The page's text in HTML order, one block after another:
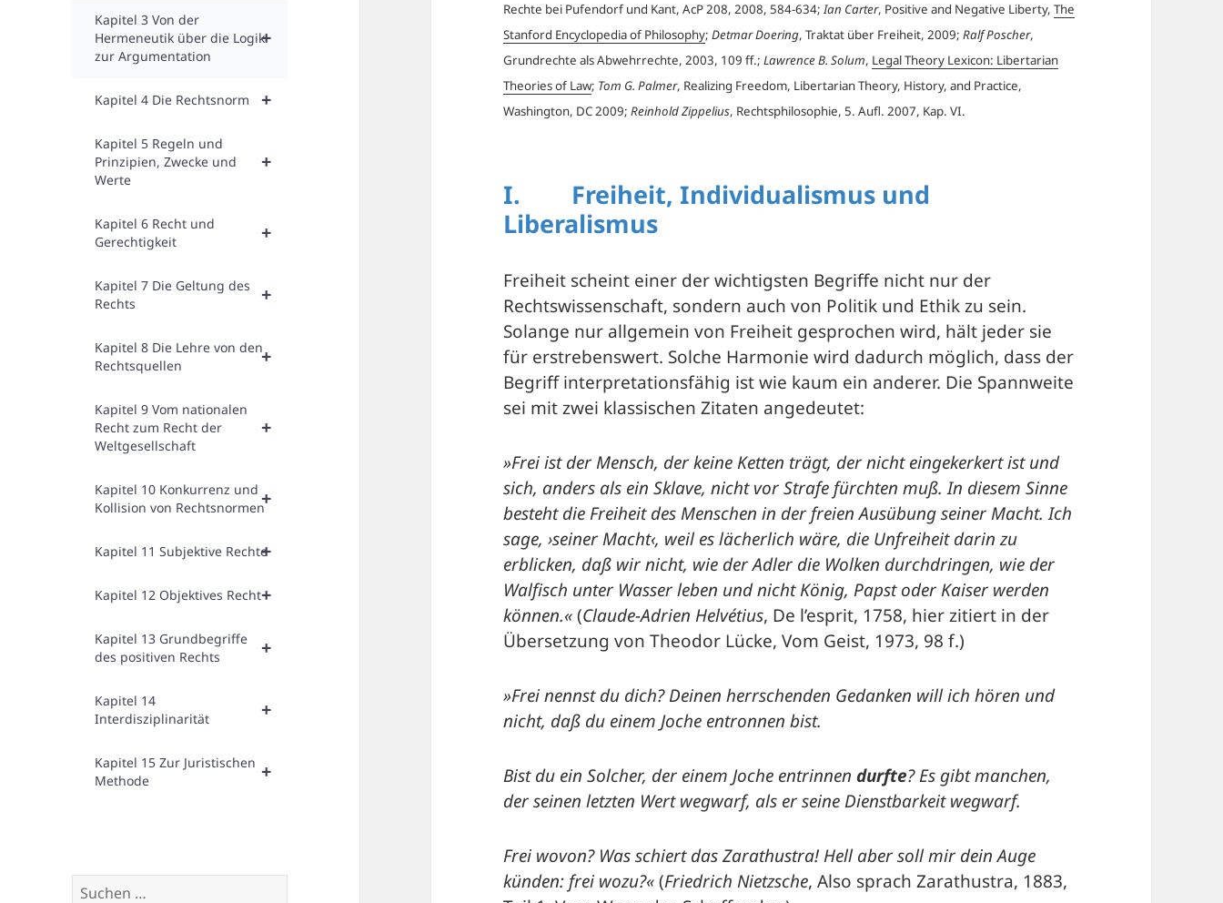
+
Kapitel 3 Von der
Hermeneutik über die Logik
zur Argumentation
+
Kapitel 4 Die Rechtsnorm
+
Kapitel 5 Regeln und
Prinzipien, Zwecke und
Werte
+
Kapitel 6 Recht und
Gerechtigkeit
+
Kapitel 7 Die Geltung des
Rechts
+
Kapitel 8 Die Lehre von den
Rechtsquellen
+
Kapitel 9 Vom nationalen
Recht zum Recht der
Weltgesellschaft
+
Kapitel 10 Konkurrenz und
Kollision von Rechtsnormen
+
Kapitel 11 Subjektive Rechte
+
Kapitel 12 Objektives Recht
+
Kapitel 13 Grundbegriffe
des positiven Rechts
+
Kapitel 14
Interdisziplinarität
+
Kapitel 15 Zur Juristischen
Methode
Suchen
Rechte bei Pufendorf und Kant, AcP 208, 2008, 584-634;Ian Carter, Positive and Negative Liberty,The
Stanford Encyclopedia of Philosophy;Detmar Doering, Traktat über Freiheit, 2009;Ralf Poscher,
Grundrechte als Abwehrrechte, 2003, 109 ff.;Lawrence B. Solum, Legal Theory Lexicon: Libertarian
Theories of Law; Tom G. Palmer, Realizing Freedom, Libertarian Theory, History, and Practice,
Washington, DC 2009;Reinhold Zippelius, Rechtsphilosophie, 5. Aufl. 2007, Kap. VI.
I. Freiheit, Individualismus und
Liberalismus
Freiheit scheint einer der wichtigsten Begriffe nicht nur der
Rechtswissenschaft, sondern auch von Politik und Ethik zu sein.
Solange nur allgemein von Freiheit gesprochen wird, hält jeder sie
für erstrebenswert. Solche Harmonie wird dadurch möglich, dass der
Begriff interpretationsfähig ist wie kaum ein anderer. Die Spannweite
sei mit zwei klassischen Zitaten angedeutet:
»Frei ist der Mensch, der keine Ketten trägt, der nicht eingekerkert ist und
sich, anders als ein Sklave, nicht vor Strafe fürchten muß. In diesem Sinne
besteht die Freiheit des Menschen in der freien Ausübung seiner Macht. Ich
sage, ›seiner Macht‹, weil es lächerlich wäre, die Unfreiheit darin zu
erblicken, daß wir nicht, wie der Adler die Wolken durchdringen, wie der
Walfisch unter Wasser leben und nicht König, Papst oder Kaiser werden
können.«(Claude-Adrien Helvétius, De l’esprit, 1758, hier zitiert in der
Übersetzung von Theodor Lücke, Vom Geist, 1973, 98 f.)
»Frei nennst du dich? Deinen herrschenden Gedanken will ich hören und
nicht, daß du einem Joche entronnen bist.
Bist du ein Solcher, der einem Joche entrinnendurfte? Es gibt manchen,
der seinen letzten Wert wegwarf, als er seine Dienstbarkeit wegwarf.
Frei wovon? Was schiert das Zarathustra! Hell aber soll mir dein Auge
künden: frei wozu?«(Friedrich Nietzsche, Also sprach Zarathustra, 1883,